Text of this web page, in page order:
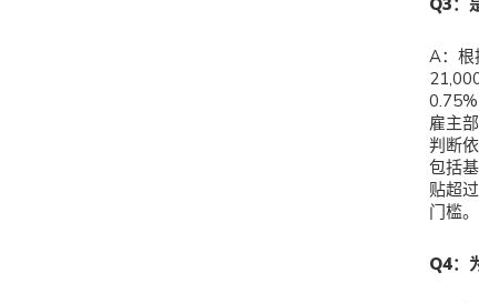
A：根
雇主
判断
包括
贴超
门槛。
Q4：